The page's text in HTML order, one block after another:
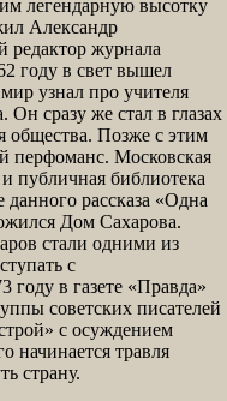
легендарную высотку
Александр
редактор журнала
году в свет вышел
узнал про учителя
сразу же стал в глазах
общества. Позже с этим
перфоманс. Московская
публичная библиотека
рассказа «Одна
Дом Сахарова.
стали одними из
с
в газете «Правда»
советских писателей
с осуждением
начинается травля
страну.